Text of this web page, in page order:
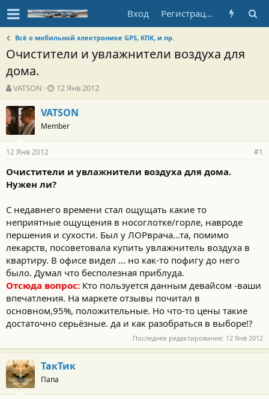
Вход Регистрация
Всё о мобильной электронике GPS, КПК, и пр.
Очистители и увлажнители воздуха для
дома.
А
в
т
о
р
т
е
м
ы
VATSON
Д
а
т
а
н
а
а
л
а
12 Янв 2012
VATSON
Member
12 Янв 2012 #1
Очистители и увлажнители воздуха для дома.
Нужен ли?
С недавнего времени стал ощущать какие то
неприятные ощущения в носоглотке/горле, навроде
першения и сухости. Был у ЛОРврача...та, помимо
лекарств, посоветовала купить увлажнитель воздуха в
квартиру. В офисе видел ... но как-то пофигу до него
было. Думал что бесполезная приблуда.
Отсюда вопрос: Кто пользуется данным девайсом -ваши
впечатления. На маркете отзывы почитал в
основном,95%, положительные. Но что-то цены такие
достаточно серьёзные. да и как разобраться в выборе!?
Последнее редактирование: 12 Янв 2012
ТакТик
Папа